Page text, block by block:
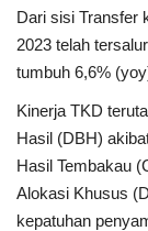
Dari sisi Transfer
2023 telah
tumbuh 6,6%
Kinerja TKD
Hasil (DBH)
Hasil Tembakau
Alokasi Khusus
kepatuhan